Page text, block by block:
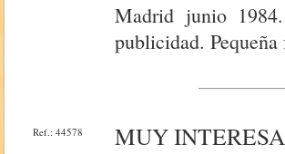
Madrid junio
publicidad.
Ref.: 44578
MUY